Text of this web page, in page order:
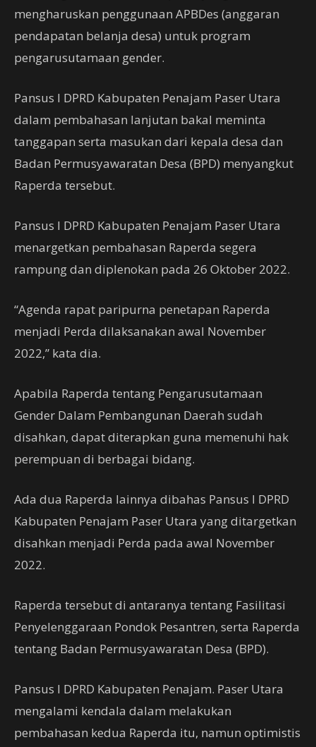
mengharuskan penggunaan APBDes (anggaran
pendapatan belanja desa) untuk program
pengarusutamaan gender.
Pansus I DPRD Kabupaten Penajam Paser Utara
dalam pembahasan lanjutan bakal meminta
tanggapan serta masukan dari kepala desa dan
Badan Permusyawaratan Desa (BPD) menyangkut
Raperda tersebut.
Pansus I DPRD Kabupaten Penajam Paser Utara
menargetkan pembahasan Raperda segera
rampung dan diplenokan pada 26 Oktober 2022.
“Agenda rapat paripurna penetapan Raperda
menjadi Perda dilaksanakan awal November
2022,” kata dia.
Apabila Raperda tentang Pengarusutamaan
Gender Dalam Pembangunan Daerah sudah
disahkan, dapat diterapkan guna memenuhi hak
perempuan di berbagai bidang.
Ada dua Raperda lainnya dibahas Pansus I DPRD
Kabupaten Penajam Paser Utara yang ditargetkan
disahkan menjadi Perda pada awal November
2022.
Raperda tersebut di antaranya tentang Fasilitasi
Penyelenggaraan Pondok Pesantren, serta Raperda
tentang Badan Permusyawaratan Desa (BPD).
Pansus I DPRD Kabupaten Penajam. Paser Utara
mengalami kendala dalam melakukan
pembahasan kedua Raperda itu, namun optimistis